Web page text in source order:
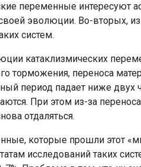
переменные интересуют
эволюции. Во-вторых,
систем.
катаклизмических
торможения, переноса
период падает ниже
При этом из-за
отдаляться.
которые прошли этот
исследований таких